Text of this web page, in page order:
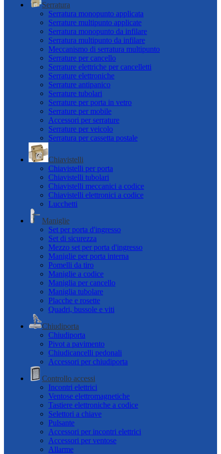
Serratura
Serratura monopunto applicata
Serrature multipunto applicate
Serratura monopunto da infilare
Serratura multipunto da infilare
Meccanismo di serratura multipunto
Serrature per cancello
Serrature elettriche per cancelletti
Serrature elettroniche
Serrature antipanico
Serrature tubolari
Serrature per porta in vetro
Serrature per mobile
Accessori per serrature
Serrature per veicolo
Serratura per cassetta postale
Chiavistelli
Chiavistelli per porta
Chiavistelli tubolari
Chiavistelli meccanici a codice
Chiavistelli elettronici a codice
Lucchetti
Maniglie
Set per porta d'ingresso
Set di sicurezza
Mezzo set per porta d'ingresso
Maniglie per porta interna
Pomelli da tiro
Maniglie a codice
Maniglia per cancello
Maniglia tubolare
Placche e rosette
Quadri, bussole e viti
Chiudiporta
Chiudiporta
Pivot a pavimento
Chiudicancelli pedonali
Accessori per chiudiporta
Controllo accessi
Incontri elettrici
Ventose elettromagnetiche
Tastiere elettroniche a codice
Selettori a chiave
Pulsante
Accessori per incontri elettrici
Accessori per ventose
Allarme